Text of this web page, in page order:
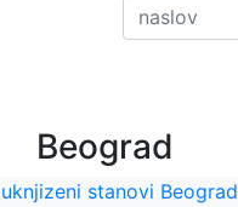
Beograd
uknjizeni stanovi Beograd